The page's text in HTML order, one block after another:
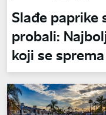
Slađe paprike
probali:
koji se